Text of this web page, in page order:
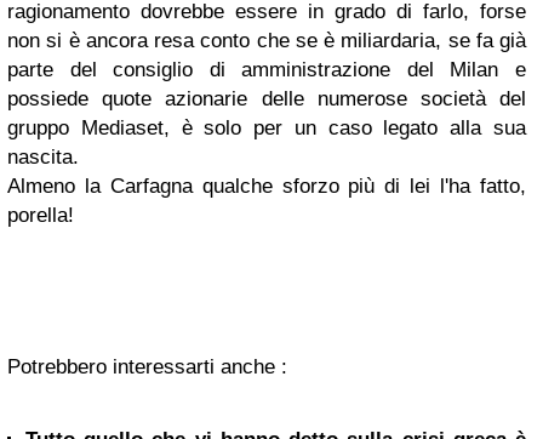
ragionamento dovrebbe essere in grado di farlo, forse
non si è ancora resa conto che se è miliardaria, se fa già
parte del consiglio di amministrazione del Milan e
possiede quote azionarie delle numerose società del
gruppo Mediaset, è solo per un caso legato alla sua
nascita.
Almeno la Carfagna qualche sforzo più di lei l'ha fatto,
porella!
Potrebbero interessarti anche :